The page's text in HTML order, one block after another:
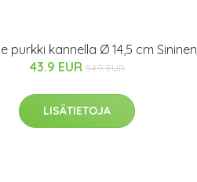
purkki kannella Ø 14,5 cm Sininen
43.9 EUR 54.9 EUR
LISÄTIETOJA